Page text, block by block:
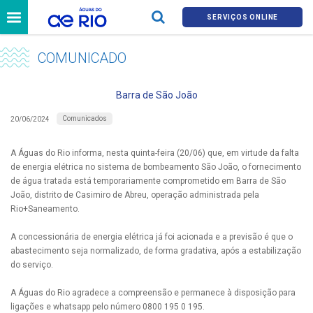
SERVIÇOS ONLINE
COMUNICADO
Barra de São João
20/06/2024 Comunicados
A Águas do Rio informa, nesta quinta-feira (20/06) que, em virtude da falta
de energia elétrica no sistema de bombeamento São João, o fornecimento
de água tratada está temporariamente comprometido em Barra de São
João, distrito de Casimiro de Abreu, operação administrada pela
Rio+Saneamento.
A concessionária de energia elétrica já foi acionada e a previsão é que o
abastecimento seja normalizado, de forma gradativa, após a estabilização
do serviço.
A Águas do Rio agradece a compreensão e permanece à disposição para
ligações e whatsapp pelo número 0800 195 0 195.